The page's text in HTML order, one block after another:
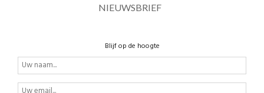
NIEUWSBRIEF
Blijf op de hoogte